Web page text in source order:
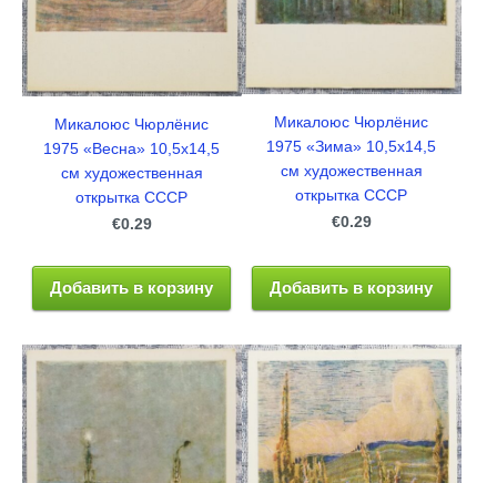
Микалоюс Чюрлёнис
1975 «Весна» 10,5x14,5
см художественная
открытка СССР
€0.29
Добавить в корзину
Микалоюс Чюрлёнис
1975 «Зима» 10,5x14,5
см художественная
открытка СССР
€0.29
Добавить в корзину